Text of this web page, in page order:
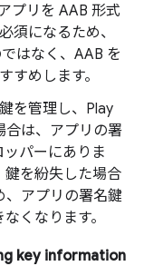
プリを AAB 形式
須になるため、
はなく、AAB を
すめします。
を管理し、Play
合は、アプリの署
パーにありま
鍵を紛失した場合
、アプリの署名鍵
くなります。
key information